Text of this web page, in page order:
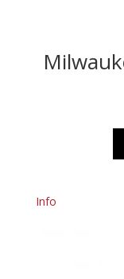
Info